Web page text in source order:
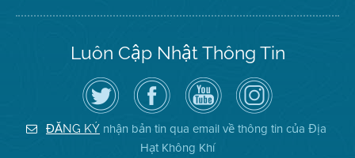
Luôn Cập Nhật Thông Tin
Hãy
theo
dõi
Địa
Hạt
Không
Truy
cập
Trang
Facebook
của
Địa
Hạt
Kênh
YouTube
của
Địa
Hạt
Không
Khí
Air
District
on
Instagram
ĐĂNG KÝ nhận bản tin qua email về thông tin của Địa
Hạt Không Khí